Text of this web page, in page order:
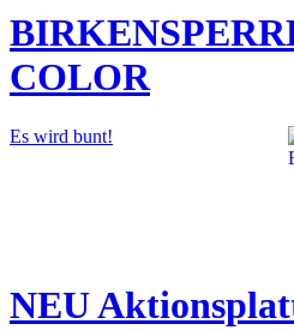
COLOR
Es wird bunt!
NEU